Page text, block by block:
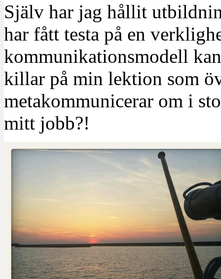
Själv har jag hållit
har fått testa på en
kommunikationsmodell
killar på min lektion som
metakommunicerar om i
mitt jobb?!